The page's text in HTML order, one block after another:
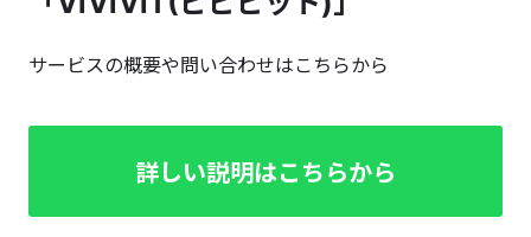
サービスの概要や問い合わせはこちらから
詳しい説明はこちらから